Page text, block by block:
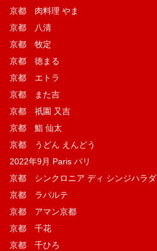
京都 肉料理 やま
京都 八清
京都 牧定
京都 徳まる
京都 エトラ
京都 また吉
京都 祇園 又吉
京都 鮨 仙太
京都 うどん えんどう
2022年9月 Paris パリ
京都 シンクロニア ディ シンジハラダ
京都 ラパルテ
京都 アマン京都
京都 千花
京都 千ひろ